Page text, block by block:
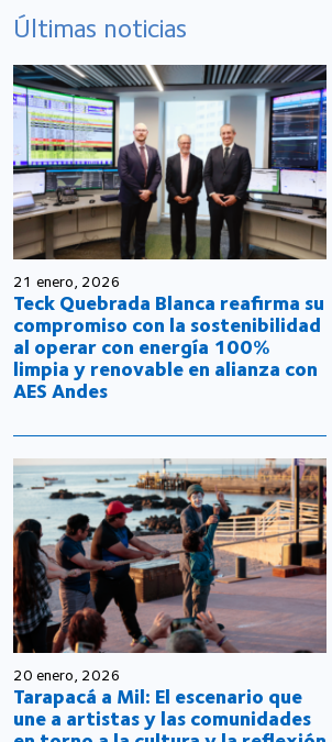
Últimas noticias
21 enero, 2026
Teck Quebrada Blanca reafirma su
compromiso con la sostenibilidad
al operar con energía 100%
limpia y renovable en alianza con
AES Andes
20 enero, 2026
Tarapacá a Mil: El escenario que
une a artistas y las comunidades